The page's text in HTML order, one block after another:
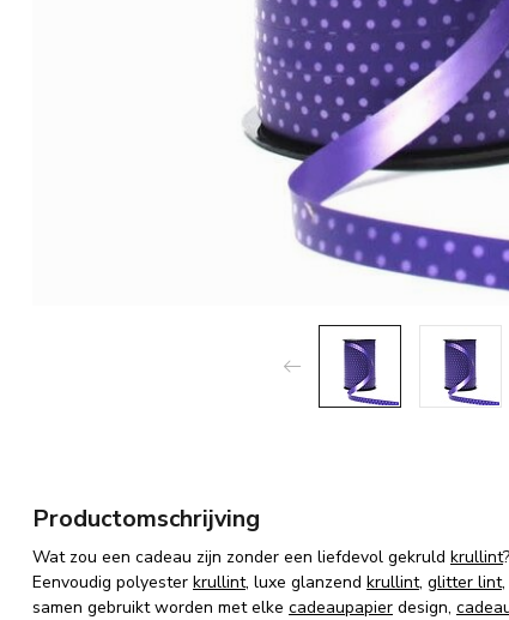
Productomschrijving
Wat zou een cadeau zijn zonder een liefdevol gekruld krullint
Eenvoudig polyester krullint, luxe glanzend krullint, glitter lint
samen gebruikt worden met elke cadeaupapier design,